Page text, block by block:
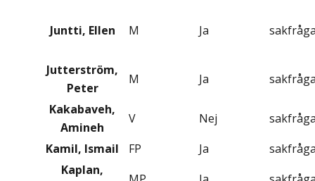
Juntti, Ellen M Ja
Jutterström,
Peter
M Ja
Kakabaveh,
Amineh
V Nej
Kamil, Ismail
FP Ja
Kaplan,